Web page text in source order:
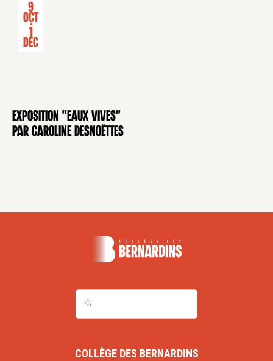
EXPOSITION
9
Oct
-
1
Déc
Exposition "Eaux Vives"
par Caroline Desnoëttes
COLLÈGE DES BERNARDINS